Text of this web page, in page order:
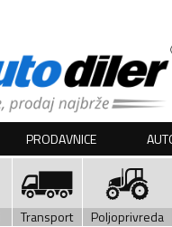
PRODAVNICE
Transport Poljoprivreda